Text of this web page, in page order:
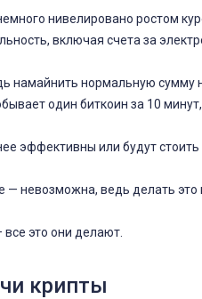
нивелировано ростом
включая счета за
намайнить нормальную сумму
один биткоин за 10
эффективны или будут
невозможна, ведь делать это
это они делают.
крипты